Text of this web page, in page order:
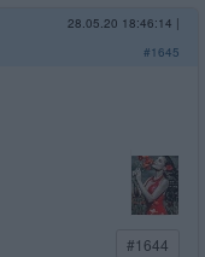
28.05.20 18:46:14 |
#1645
#1644